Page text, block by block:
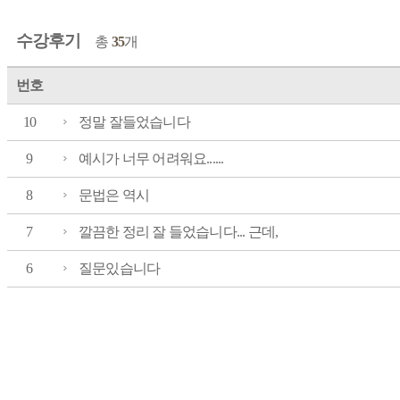
수강후기 총 35개
번호
10 정말 잘들었습니다
9 예시가 너무 어려워요......
8 문법은 역시
7 깔끔한 정리 잘 들었습니다... 근데,
6 질문있습니다